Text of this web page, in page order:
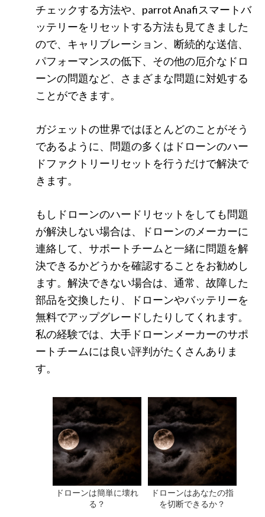
チェックする方法や、parrot Anafiスマートバ
ッテリーをリセットする方法も見てきました
ので、キャリブレーション、断続的な送信、
パフォーマンスの低下、その他の厄介なドロ
ーンの問題など、さまざまな問題に対処する
ことができます。
ガジェットの世界ではほとんどのことがそう
であるように、問題の多くはドローンのハー
ドファクトリーリセットを行うだけで解決で
きます。
もしドローンのハードリセットをしても問題
が解決しない場合は、ドローンのメーカーに
連絡して、サポートチームと一緒に問題を解
決できるかどうかを確認することをお勧めし
ます。解決できない場合は、通常、故障した
部品を交換したり、ドローンやバッテリーを
無料でアップグレードしたりしてくれます。
私の経験では、大手ドローンメーカーのサポ
ートチームには良い評判がたくさんありま
す。
ドローンは簡単に壊れ
る？
ドローンはあなたの指
を切断できるか？